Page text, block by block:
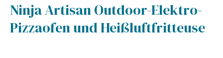
Ninja Artisan Outdoor-Elektro-
Pizzaofen und Heißluftfritteuse